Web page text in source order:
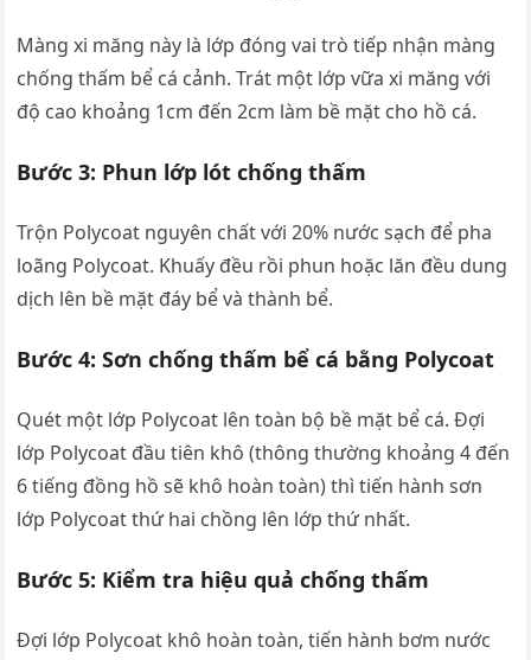
Màng xi măng này là lớp đóng vai trò tiếp nhận màng
chống thấm bể cá cảnh. Trát một lớp vữa xi măng với
độ cao khoảng 1cm đến 2cm làm bề mặt cho hồ cá.
Bước 3: Phun lớp lót chống thấm
Trộn Polycoat nguyên chất với 20% nước sạch để pha
loãng Polycoat. Khuấy đều rồi phun hoặc lăn đều dung
dịch lên bề mặt đáy bể và thành bể.
Bước 4: Sơn chống thấm bể cá bằng Polycoat
Quét một lớp Polycoat lên toàn bộ bề mặt bể cá. Đợi
lớp Polycoat đầu tiên khô (thông thường khoảng 4 đến
6 tiếng đồng hồ sẽ khô hoàn toàn) thì tiến hành sơn
lớp Polycoat thứ hai chồng lên lớp thứ nhất.
Bước 5: Kiểm tra hiệu quả chống thấm
Đợi lớp Polycoat khô hoàn toàn, tiến hành bơm nước